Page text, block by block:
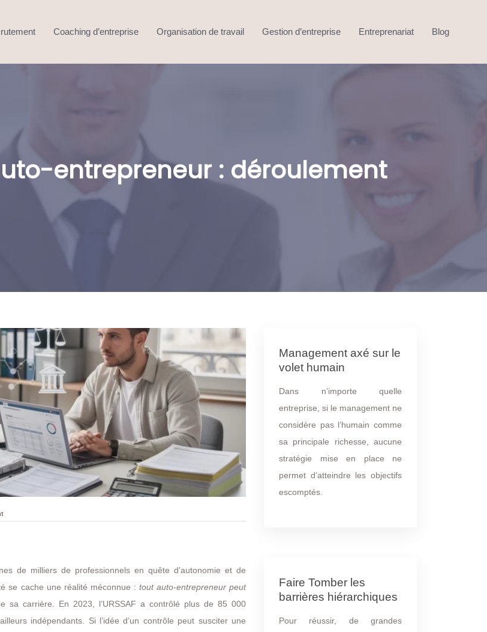
Coaching d’entreprise Organisation de travail Gestion d’entreprise Entreprenariat Blog
entrepreneur : déroulement
de milliers de professionnels en quête d’autonomie et de
se cache une réalité méconnue : tout auto-entrepreneur peut
sa carrière. En 2023, l’URSSAF a contrôlé plus de 85 000
indépendants. Si l’idée d’un contrôle peut susciter une
Management axé sur le
volet humain
Dans n’importe quelle
entreprise, si le management ne
considère pas l’humain comme
sa principale richesse, aucune
stratégie mise en place ne
permet d’atteindre les objectifs
escomptés.
Faire Tomber les
barrières hiérarchiques
Pour réussir, de grandes